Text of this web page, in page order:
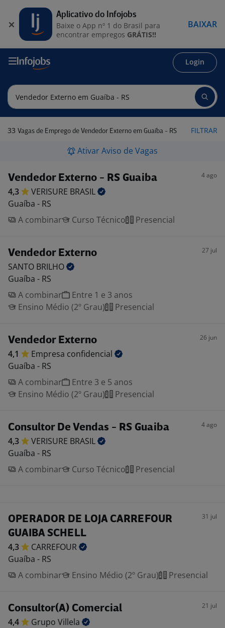
Login
33 Vagas de Emprego de Vendedor Externo em Guaíba - RS FILTRAR
Ativar Aviso de Vagas
Vendedor Externo - RS Guaiba 4 ago
4,3 VERISURE BRASIL
Guaíba - RS
A combinar
Curso Técnico Presencial
Vendedor Externo 27 jul
SANTO BRILHO
Guaíba - RS
A combinar
Entre 1 e 3 anos
Ensino Médio (2º Grau)
Presencial
Vendedor Externo 26 jun
4,1 Empresa confidencial
Guaíba - RS
A combinar
Entre 3 e 5 anos
Ensino Médio (2º Grau)
Presencial
Consultor De Vendas - RS Guaiba 4 ago
4,3 VERISURE BRASIL
Guaíba - RS
A combinar
Curso Técnico Presencial
OPERADOR DE LOJA CARREFOUR
GUAIBA SCHELL
31 jul
4,3
CARREFOUR
Guaíba - RS
A combinar
Ensino Médio (2º Grau) Presencial
Consultor(A) Comercial 21 jul
4,4 Grupo Villela
Aplicativo do Infojobs
Baixe o App nº 1 do Brasil para
encontrar empregos GRÁTIS!!
BAIXAR